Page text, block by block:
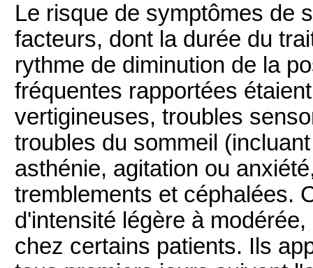
Le risque de symptômes de
facteurs, dont la durée du
rythme de diminution de la
fréquentes rapportées
vertigineuses, troubles
troubles du sommeil
asthénie, agitation ou
tremblements et céphalées.
d'intensité légère à
chez certains patients. Ils